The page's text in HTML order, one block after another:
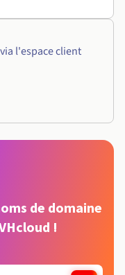
l'espace client
de domaine
!